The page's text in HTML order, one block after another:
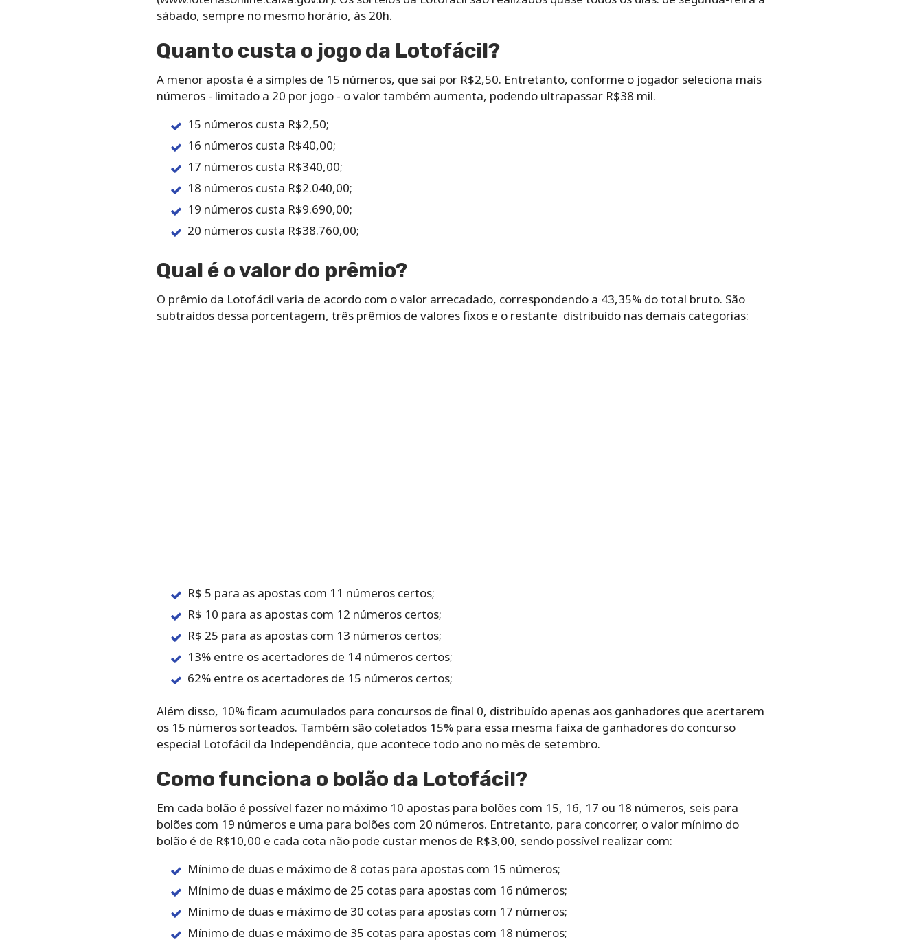
‌sábado,‌ ‌sempre‌ ‌no‌ ‌mesmo‌ ‌horário,‌ ‌às‌ ‌20h.‌
Quanto‌ ‌custa‌ ‌o‌ ‌jogo da Lotofácil?‌ ‌
A‌ ‌menor‌ ‌aposta‌ ‌é‌ ‌a‌ ‌simples‌ ‌de‌ ‌15‌ ‌números,‌ ‌que‌ ‌sai‌ ‌por‌ ‌R$2,50.‌ Entretanto, ‌conforme‌ ‌o‌ ‌jogador‌ ‌seleciona‌ ‌mais‌
‌números‌ ‌-‌ ‌limitado‌ ‌a‌ ‌20‌ ‌por‌ ‌jogo‌ ‌-‌ ‌o‌ ‌valor‌ ‌‌também‌ ‌aumenta,‌ ‌podendo‌ ultrapassar ‌R$38‌ ‌mil.‌ ‌
15 números custa R$2,50;
16 números custa R$40,00;
17 números custa R$340,00;
18 números custa R$2.040,00;
19 números custa R$9.690,00;
20 números custa R$38.760,00;
Qual‌ ‌é‌ ‌o‌ ‌valor‌ ‌do‌ ‌prêmio?‌ ‌
O‌ ‌prêmio‌ ‌da Lotofácil varia‌ ‌de‌ ‌acordo‌ ‌com‌ ‌o‌ ‌valor‌ arrecadado,‌ ‌correspondendo‌ ‌a‌ ‌43,35%‌ ‌do‌ ‌total‌ ‌bruto.‌ ‌São‌
‌subtraídos‌ ‌dessa‌ ‌porcentagem,‌ ‌três‌ ‌prêmios‌ ‌de‌ ‌valores‌ ‌fixos e o ‌restante‌ ‌distribuído‌ ‌nas‌ ‌demais‌ ‌categorias:‌ ‌
R$‌ ‌5 para‌ ‌as‌ ‌apostas‌ ‌com‌ ‌11‌ ‌números‌ ‌certos‌;‌ ‌
R$‌ ‌10 para‌ ‌as‌ ‌apostas‌ ‌com‌ ‌12‌ ‌números‌ ‌certos;‌ ‌
R$‌ ‌25 para‌ ‌as‌ ‌apostas‌ ‌com‌ ‌13‌ ‌números‌ ‌certos;‌ ‌
13%‌ entre‌ ‌os‌ ‌acertadores‌ ‌de‌ ‌14‌ ‌números certos;‌
62% entre‌ ‌os‌ ‌acertadores‌ ‌de‌ ‌15‌ ‌números certos;‌ ‌
Além‌ ‌disso,‌ ‌10%‌ ‌ficam‌ ‌acumulados‌ ‌para‌ ‌concursos‌ ‌de‌ ‌final‌ ‌0, distribuído‌ apenas aos‌ ‌ganhadores‌ ‌que‌ ‌acertarem‌
‌os‌ ‌15‌ ‌números‌ ‌sorteados.‌ Também são‌ ‌coletados‌ ‌15%‌ ‌para‌ essa‌ ‌mesma‌ ‌faixa‌ ‌de‌ ‌ganhadores‌ ‌do‌ ‌concurso‌
‌especial‌ ‌Lotofácil‌ ‌da‌ ‌Independência,‌ ‌que‌ acontece‌ ‌todo‌ ‌ano‌ ‌no‌ ‌mês‌ ‌de‌ ‌setembro.‌
Como‌ ‌funciona‌ ‌o‌ ‌bolão da Lotofácil?‌ ‌
Em‌ ‌cada‌ ‌bolão‌ ‌é‌ ‌possível‌ ‌fazer‌ ‌no‌ ‌máximo‌ ‌10‌ ‌apostas‌ ‌para‌ ‌bolões‌ ‌com‌ ‌15,‌ ‌16,‌ ‌17‌ ‌ou‌ ‌18‌ ‌números,‌ ‌seis‌ ‌para‌
‌bolões‌ ‌com‌ ‌19‌ ‌números‌ ‌e‌ ‌uma‌ ‌para‌ ‌bolões‌ ‌com‌ ‌20‌ ‌números.‌ Entretanto, para‌ ‌concorrer,‌ ‌o‌ ‌valor‌ ‌mínimo‌ ‌do‌
‌bolão‌ ‌é‌ ‌de‌ ‌R$10,00‌ ‌e‌ ‌cada‌ ‌cota‌ ‌não‌ ‌pode‌ ‌custar‌ ‌menos‌ ‌de‌ ‌R$3,00,‌ ‌sendo‌ ‌possível‌ ‌realizar‌ ‌com:‌ ‌
Mínimo‌ ‌de‌ ‌duas‌ ‌e‌ ‌máximo‌ ‌de‌ ‌8‌ ‌cotas‌ para‌ ‌apostas‌ ‌com‌ ‌15‌ ‌números;‌ ‌
Mínimo‌ ‌de‌ ‌duas‌ ‌e‌ ‌máximo‌ ‌de‌ ‌25‌ ‌cotas para‌ ‌apostas‌ ‌com‌ ‌16‌ ‌números‌;‌ ‌
Mínimo‌ ‌de‌ ‌duas‌ ‌e‌ ‌máximo‌ ‌de‌ ‌30‌ ‌cotas ‌para‌ ‌apostas‌ ‌com‌ ‌17‌ ‌números;‌ ‌
Mínimo‌ ‌de‌ ‌duas‌ ‌e‌ ‌máximo‌ ‌de‌ ‌35‌ ‌cotas para‌ ‌apostas‌ ‌com‌ ‌18‌ ‌números;‌ ‌